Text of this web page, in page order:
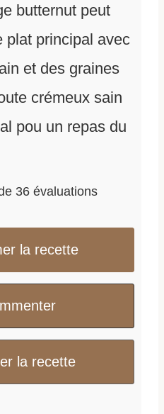
butternut peut
plat principal avec
et des graines
crémeux sain
pou un repas du
36 évaluations
la recette
la recette